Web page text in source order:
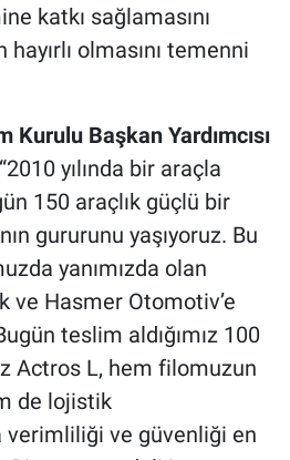
katkı sağlamasını
olmasını temenni
Kurulu Başkan Yardımcısı
yılında bir araçla
150 araçlık güçlü bir
gururunu yaşıyoruz. Bu
yanımızda olan
ve Hasmer Otomotiv’e
teslim aldığımız 100
Actros L, hem filomuzun
de lojistik
verimliliği ve güvenliği en